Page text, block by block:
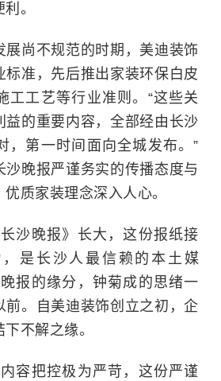
。
尚不规范的时期，美迪装饰
标准，先后推出家装环保白皮
工工艺等行业准则。“这些关
益的重要内容，全部经由长沙
，第一时间面向全城发布。”
沙晚报严谨务实的传播态度与
质家装理念深入人心。
晚报》长大，这份报纸接
是长沙人最信赖的本土媒
报的缘分，钟菊成的思绪一
前。自美迪装饰创立之初，企
不解之缘。
把控极为严苛，这份严谨